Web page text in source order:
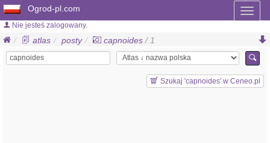
Ogrod-pl.com
Nie jesteś zalogowany.
atlas posty capnoides / 1
Szukaj 'capnoides' w Ceneo.pl